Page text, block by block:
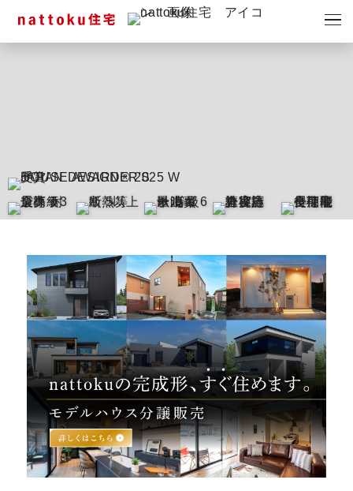
スタッフブログ
営業時間／10:00～20:00 定休日／年末年始
タップで電話をかける
来店・見学予約